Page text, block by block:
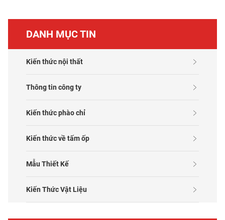
DANH MỤC TIN
Kiến thức nội thất
Thông tin công ty
Kiến thức phào chỉ
Kiến thức về tấm ốp
Mẫu Thiết Kế
Kiến Thức Vật Liệu